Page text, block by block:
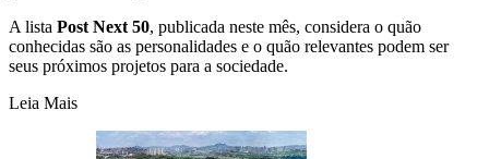
A lista Post Next 50, publicada neste mês, considera o quão
conhecidas são as personalidades e o quão relevantes podem ser
seus próximos projetos para a sociedade.
Leia Mais